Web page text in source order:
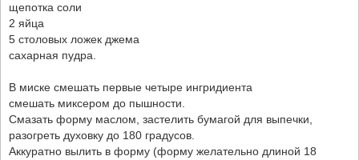
щепотка соли
2 яйца
5 столовых ложек джема
сахарная пудра.
В миске смешать первые четыре ингридиента
смешать миксером до пышности.
Смазать форму маслом, застелить бумагой для выпечки,
разогреть духовку до 180 градусов.
Аккуратно вылить в форму (форму желательно длиной 18